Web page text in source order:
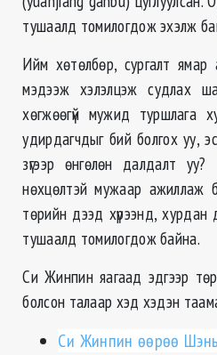
тушаалд томилогдож эхэлж
Ийм хөтөлбөр, сургалт ямар
мэдээж хэлэлцэж судлах
хөгжөөгүй мужид туршлага
удирдагчдыг бий болгох уу,
зүгээр өнгөлөн далдалт
нөхцөлтэй мужаар ажиллаж
төрийн дээд хүрээнд,
тушаалд томилогдож байна.
Си Жинпин яагаад эдгээр
болсон талаар хэд хэдэн
Си Жинпин өөрөө